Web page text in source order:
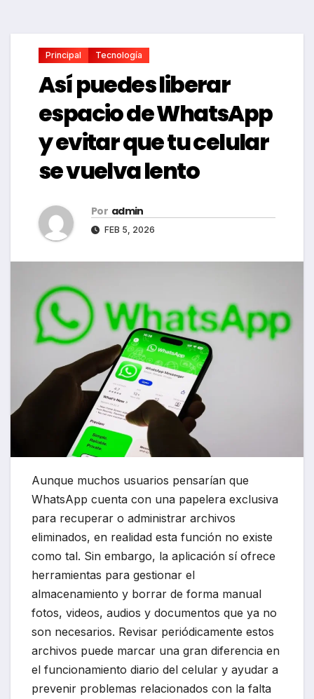
Principal Tecnología
Así puedes liberar
espacio de WhatsApp
y evitar que tu celular
se vuelva lento
Por admin
FEB 5, 2026
Aunque muchos usuarios pensarían que
WhatsApp cuenta con una papelera exclusiva
para recuperar o administrar archivos
eliminados, en realidad esta función no existe
como tal. Sin embargo, la aplicación sí ofrece
herramientas para gestionar el
almacenamiento y borrar de forma manual
fotos, videos, audios y documentos que ya no
son necesarios. Revisar periódicamente estos
archivos puede marcar una gran diferencia en
el funcionamiento diario del celular y ayudar a
prevenir problemas relacionados con la falta